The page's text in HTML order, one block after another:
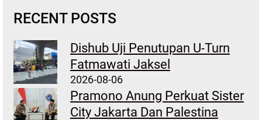
RECENT POSTS
Dishub Uji Penutupan U-Turn
Fatmawati Jaksel
2026-08-06
Pramono Anung Perkuat Sister
City Jakarta Dan Palestina